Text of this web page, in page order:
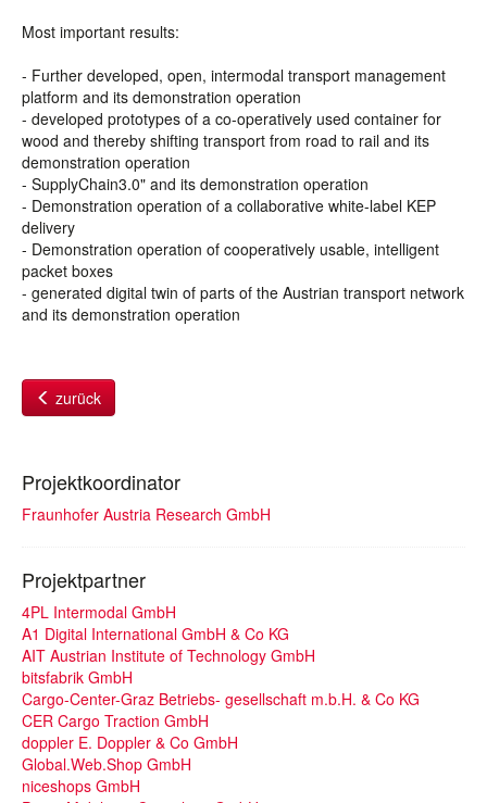
Most important results:
- Further developed, open, intermodal transport management
platform and its demonstration operation
- developed prototypes of a co-operatively used container for
wood and thereby shifting transport from road to rail and its
demonstration operation
- SupplyChain3.0" and its demonstration operation
- Demonstration operation of a collaborative white-label KEP
delivery
- Demonstration operation of cooperatively usable, intelligent
packet boxes
- generated digital twin of parts of the Austrian transport network
and its demonstration operation
zurück
Projektkoordinator
Fraunhofer Austria Research GmbH
Projektpartner
4PL Intermodal GmbH
A1 Digital International GmbH & Co KG
AIT Austrian Institute of Technology GmbH
bitsfabrik GmbH
Cargo-Center-Graz Betriebs- gesellschaft m.b.H. & Co KG
CER Cargo Traction GmbH
doppler E. Doppler & Co GmbH
Global.Web.Shop GmbH
niceshops GmbH